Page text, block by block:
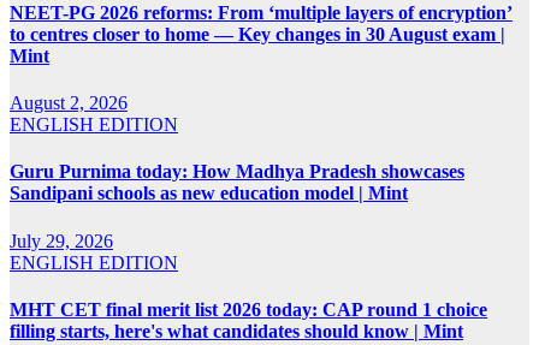
NEET-PG 2026 reforms: From ‘multiple layers of encryption’
to centres closer to home — Key changes in 30 August exam |
Mint
August 2, 2026
ENGLISH EDITION
Guru Purnima today: How Madhya Pradesh showcases
Sandipani schools as new education model | Mint
July 29, 2026
ENGLISH EDITION
MHT CET final merit list 2026 today: CAP round 1 choice
filling starts, here's what candidates should know | Mint